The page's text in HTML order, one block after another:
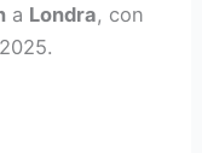
a Londra, con